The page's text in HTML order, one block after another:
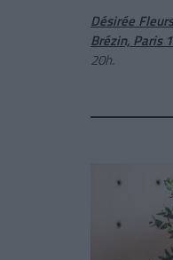
Désirée Fleurs
Brézin, Paris
20h.